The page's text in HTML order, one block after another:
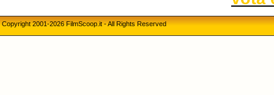
Copyright 2001-2026 FilmScoop.it - All Rights Reserved